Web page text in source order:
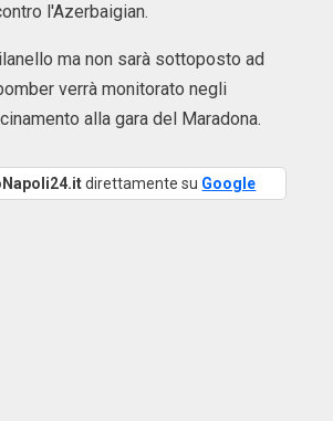
l'Azerbaigian.
ma non sarà sottoposto ad
verrà monitorato negli
alla gara del Maradona.
direttamente su Google